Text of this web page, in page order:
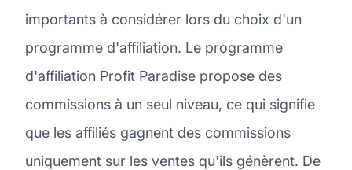
importants à considérer lors du choix d'un
programme d'affiliation. Le programme
d'affiliation Profit Paradise propose des
commissions à un seul niveau, ce qui signifie
que les affiliés gagnent des commissions
uniquement sur les ventes qu'ils génèrent. De